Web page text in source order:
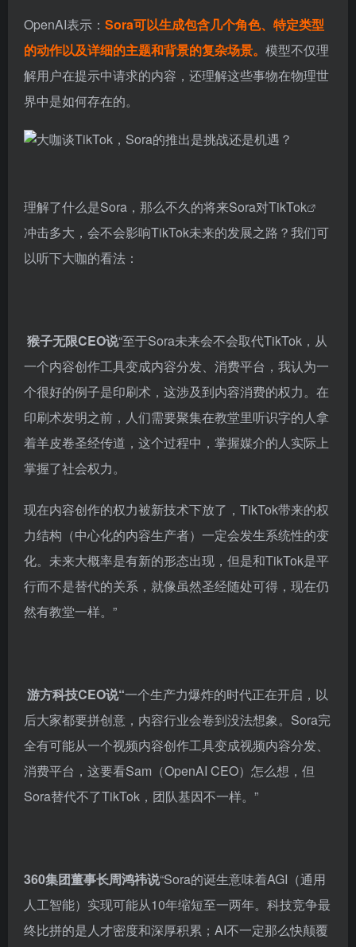
OpenAI表示： Sora可以生成包含几个角色、特定类型
的动作以及详细的主题和背景的复杂场景。 模型不仅理
解用户在提示中请求的内容，还理解这些事物在物理世
界中是如何存在的。
理解了什么是Sora，那么不久的将来Sora对TikTok
冲击多大，会不会影响TikTok未来的发展之路？我们可
以听下大咖的看法：
猴子无限CEO说“至于Sora未来会不会取代TikTok，从
一个内容创作工具变成内容分发、消费平台，我认为一
个很好的例子是印刷术，这涉及到内容消费的权力。在
印刷术发明之前，人们需要聚集在教堂里听识字的人拿
着羊皮卷圣经传道，这个过程中，掌握媒介的人实际上
掌握了社会权力。
现在内容创作的权力被新技术下放了，TikTok带来的权
力结构（中心化的内容生产者）一定会发生系统性的变
化。未来大概率是有新的形态出现，但是和TikTok是平
行而不是替代的关系，就像虽然圣经随处可得，现在仍
然有教堂一样。”
游方科技CEO说“一个生产力爆炸的时代正在开启，以
后大家都要拼创意，内容行业会卷到没法想象。Sora完
全有可能从一个视频内容创作工具变成视频内容分发、
消费平台，这要看Sam（OpenAI CEO）怎么想，但
Sora替代不了TikTok，团队基因不一样。”
360集团董事长周鸿祎说“Sora的诞生意味着AGI（通用
人工智能）实现可能从10年缩短至一两年。科技竞争最
终比拼的是人才密度和深厚积累；AI不一定那么快颠覆